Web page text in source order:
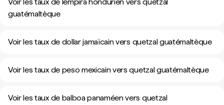
guatémaltèque
Voir les taux de dollar jamaïcain vers quetzal guatémaltèque
Voir les taux de peso mexicain vers quetzal guatémaltèque
Voir les taux de balboa panaméen vers quetzal